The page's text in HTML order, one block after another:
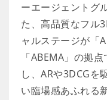
ーエージェントグ
た、高品質なフル
ャルステージが「
「ABEMA」の拠
し、ARや3DCGを
い臨場感あふれる